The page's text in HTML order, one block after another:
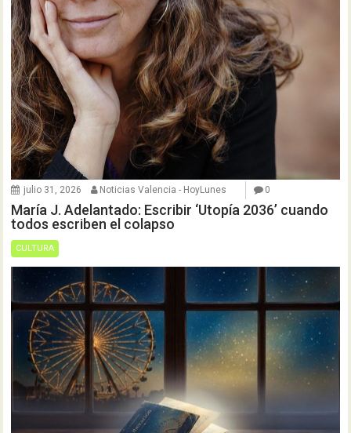
julio 31, 2026 Noticias Valencia - HoyLunes 0
María J. Adelantado: Escribir ‘Utopía 2036’ cuando
todos escriben el colapso
CULTURA